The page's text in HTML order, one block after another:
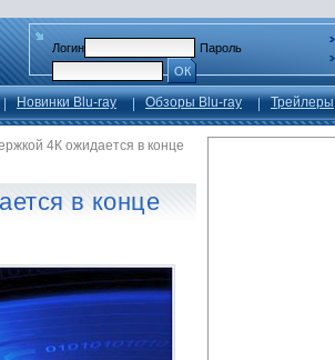
Логин
Пароль
ОК
Новинки Blu-ray Обзоры Blu-ray Трейлеры
4К ожидается в конце
в конце